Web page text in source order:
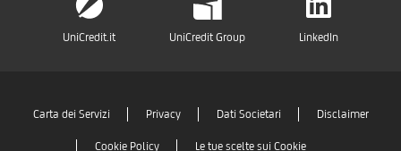
UniCredit.it UniCredit Group LinkedIn
Carta dei Servizi Privacy Dati Societari Disclaimer
Cookie Policy Le tue scelte sui Cookie